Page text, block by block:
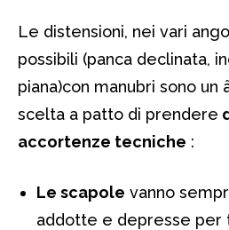
Le distensioni, nei vari
possibili (panca declinata,
piana)con manubri sono un
scelta a patto di prendere
accortenze tecniche :
Le scapole vanno
addotte e depresse per